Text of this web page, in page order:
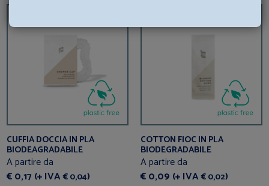
CUFFIA DOCCIA IN PLA
BIODEAGRADABILE
A partire da
€ 0,17 (+ IVA€ 0,04)
COTTON FIOC IN PLA
BIODEGRADABILE
A partire da
€ 0,09 (+ IVA€ 0,02)